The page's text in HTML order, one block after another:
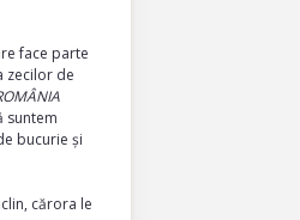
face parte
zecilor de
suntem
bucurie și
cărora le